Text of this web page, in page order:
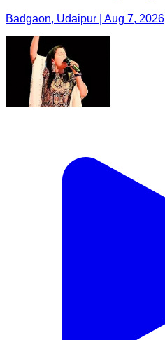
Badgaon, Udaipur | Aug 7, 2026